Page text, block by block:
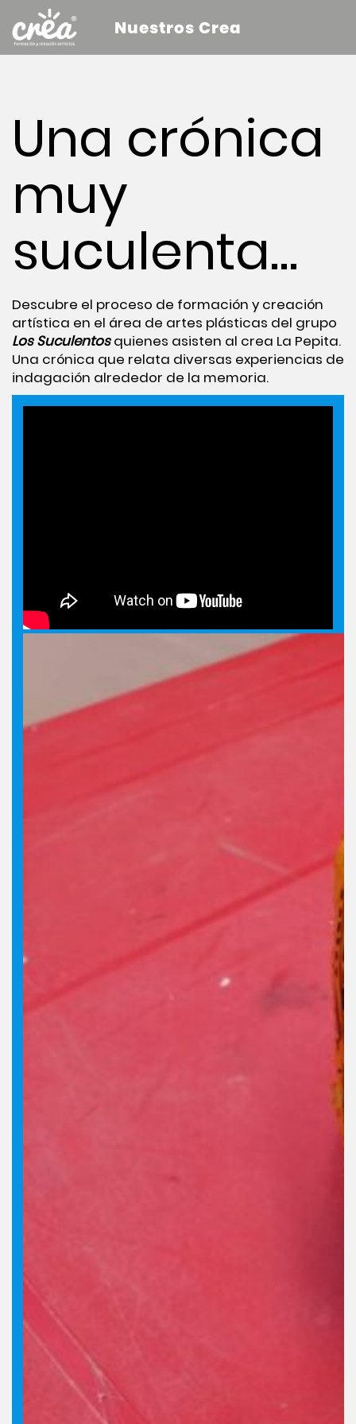
Nuestros Crea
Una crónica
muy
suculenta…
Descubre el proceso de formación y creación
artística en el área de artes plásticas del grupo
Los Suculentosquienes asisten al crea La Pepita.
Una crónica que relata diversas experiencias de
indagación alrededor de la memoria.